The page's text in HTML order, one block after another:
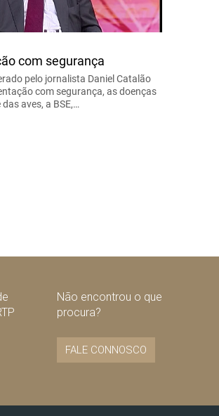
com segurança
pelo jornalista Daniel Catalão
com segurança, as doenças
aves, a BSE,…
Não encontrou o que
procura?
FALE CONNOSCO